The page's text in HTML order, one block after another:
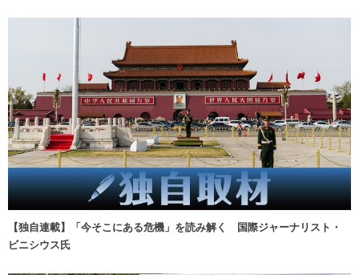
【独自連載】「今そこにある危機」を読み解く 国際ジャーナリスト・
ビニシウス氏